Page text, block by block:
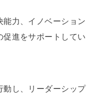
力、イノベーション
促進をサポートしてい
動し、リーダーシップ